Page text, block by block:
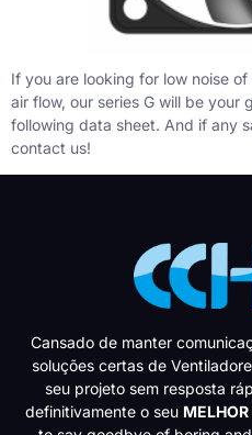
If you are looking for low noise
air flow, our series G will be your
following data sheet. And if any
contact us!
Cansado de manter
soluções certas de
seu projeto sem resposta
definitivamente o seu MELHOR